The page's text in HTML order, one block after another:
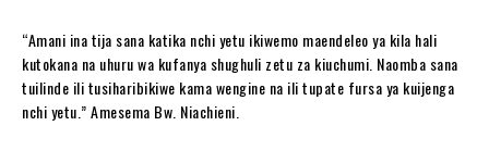
“Amani ina tija sana katika nchi yetu ikiwemo maendeleo ya kila hali
kutokana na uhuru wa kufanya shughuli zetu za kiuchumi. Naomba sana
tuilinde ili tusiharibikiwe kama wengine na ili tupate fursa ya kuijenga
nchi yetu.” Amesema Bw. Niachieni.